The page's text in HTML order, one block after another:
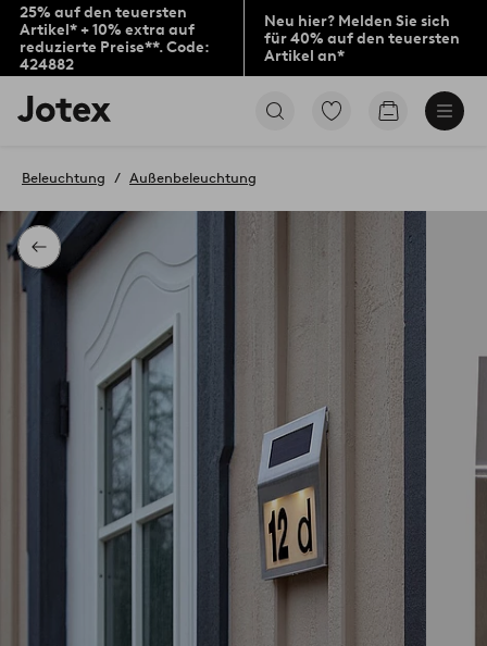
25% auf den teuersten
Artikel* + 10% extra auf
reduzierte Preise**. Code:
424882
Neu hier? Melden Sie sich
für 40% auf den teuersten
Artikel an*
Jotex-
Logo
Startseite
Zu
Produkten
gehen
Zum
Zurück
Beleuchtung Außenbeleuchtung